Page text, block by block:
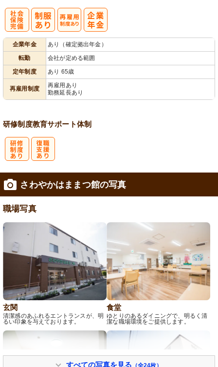
企業年金
あり（確定拠出年金）
転勤
会社が定める範囲
定年制度
あり 65歳
再雇用制度
再雇用あり
勤務延長あり
研修制度教育サポート体制
さわやかはままつ館の写真
職場写真
玄関
清潔感のあふれるエントランスが、明
るい印象を与えております。
食堂
ゆとりのあるダイニングで、明るく清
潔な職場環境をご提供します。
すべての写真を見る （全24枚）